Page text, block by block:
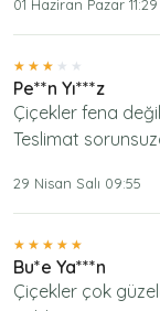
01 Haziran Pazar 11:29
Pe**n Yı***z
Çiçekler fena
Teslimat
29 Nisan Salı 09:55
Bu*e Ya***n
Çiçekler çok